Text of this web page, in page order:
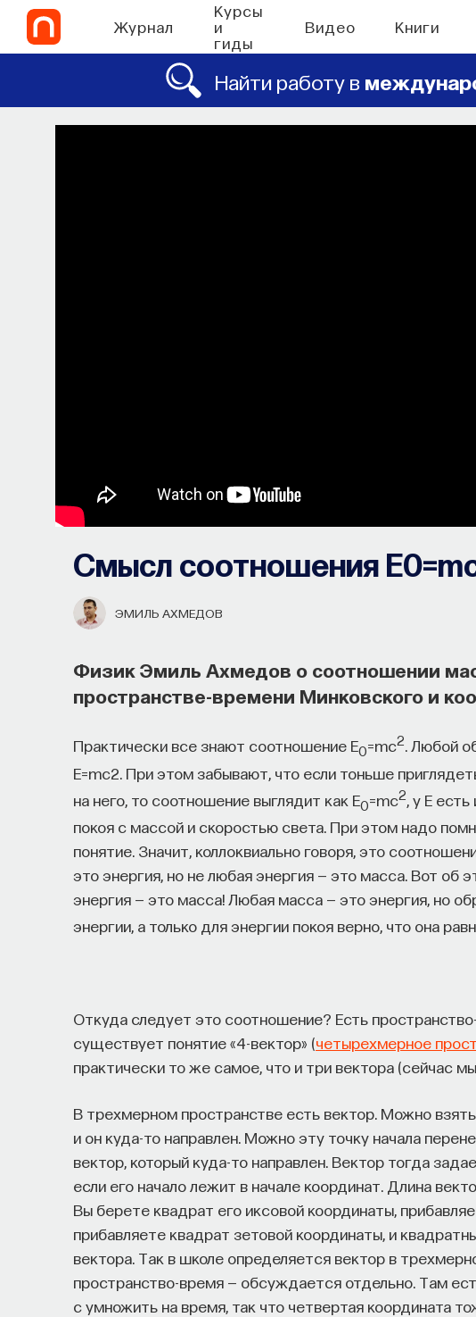
Журнал
Курсы
и
гиды
Видео Книги
Найти работу в
Смысл соотношения
ЭМИЛЬ АХМЕДОВ
Физик Эмиль Ахмедов о соотношении
пространстве-времени Минковского и
Практически все знают соотношение E0=mc2 . Любой
E=mc2. При этом забывают, что если тоньше
на него, то соотношение выглядит как E0=mc2 , у E
покоя с массой и скоростью света. При этом надо
понятие. Значит, коллоквиально говоря, это
это энергия, но не любая энергия — это масса. Вот об
энергия — это масса! Любая масса — это энергия, но
энергии, а только для энергии покоя верно, что она
Откуда следует это соотношение? Есть
существует понятие «4-вектор» (четырехмерное
практически то же самое, что и три вектора (сейчас
В трехмерном пространстве есть вектор. Можно взять
и он куда-то направлен. Можно эту точку начала
вектор, который куда-то направлен. Вектор тогда
если его начало лежит в начале координат. Длина
Вы берете квадрат его иксовой координаты,
прибавляете квадрат зетовой координаты, и
вектора. Так в школе определяется вектор в
пространство-время — обсуждается отдельно. Там
c умножить на время, так что четвертая координата